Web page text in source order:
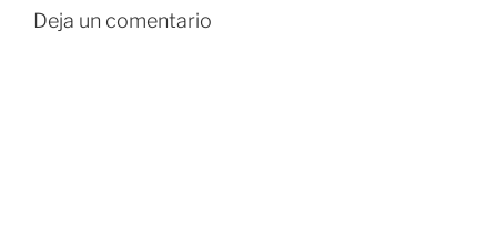
Deja un comentario